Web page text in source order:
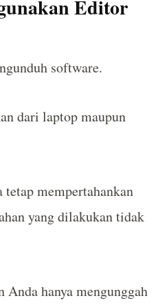
Editor
software.
dari laptop maupun
mempertahankan
yang dilakukan tidak
hanya mengunggah